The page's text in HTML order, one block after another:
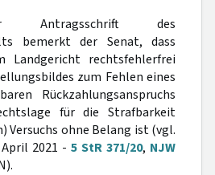
Antragsschrift des
bemerkt der Senat, dass
Landgericht rechtsfehlerfrei
zum Fehlen eines
Rückzahlungsanspruchs
für die Strafbarkeit
Versuchs ohne Belang ist (vgl.
2021 - 5 StR 371/20, NJW